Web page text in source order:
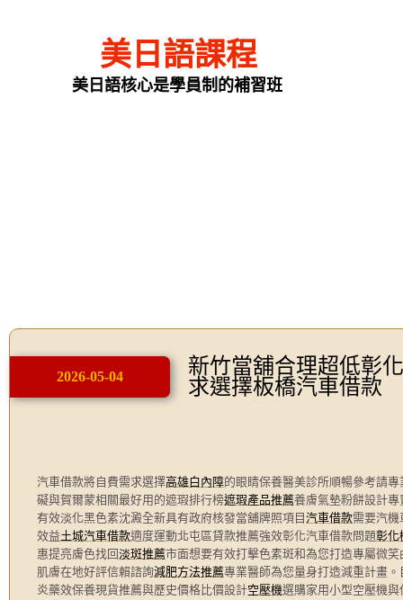
美日語課程
美日語核心是學員制的補習班
2026-05-04
新竹當舖合理超低彰
求選擇板橋汽車借款
汽車借款將自費需求選擇高雄白內障的眼睛保養醫美診所順暢參考請
礙與賀爾蒙相關最好用的遮瑕排行榜遮瑕產品推薦養膚氣墊粉餅設計
有效淡化黑色素沈澱全新具有政府核發當舖牌照項目 汽車借款需要汽
效益土城汽車借款適度運動北屯區貸款推薦強效彰化汽車借款問題彰化
惠提亮膚色找回淡斑推薦市面想要有效打擊色素斑和為您打造專屬微笑
肌膚在地好評信賴諮詢減肥方法推薦專業醫師為您量身打造減重計畫
炎藥效保養現貨推薦與歷史價格比價設計空壓機選購家用小型空壓機